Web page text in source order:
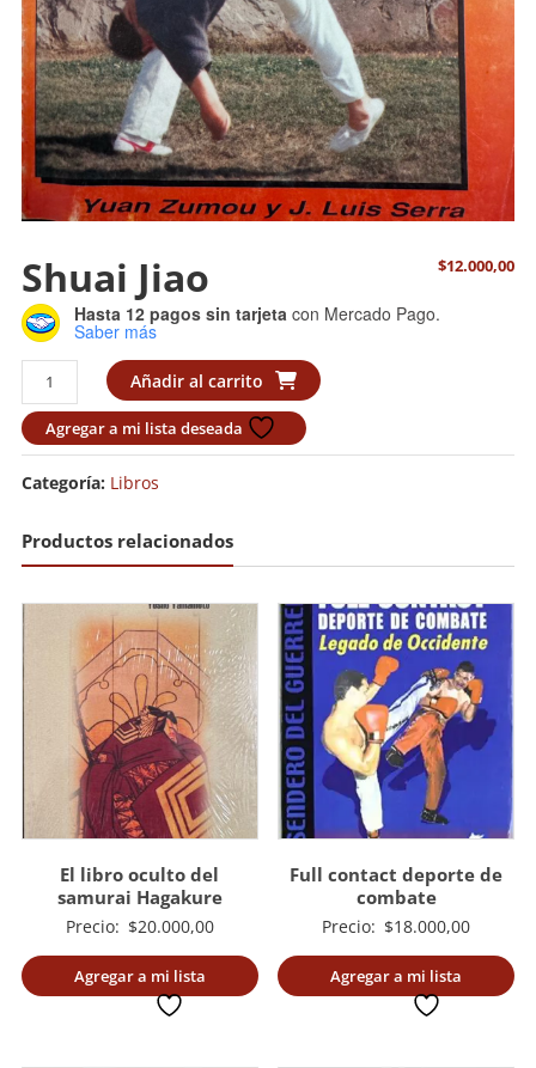
Shuai Jiao $12.000,00
Hasta 12 pagos sin tarjetacon Mercado Pago.
Saber más
Shuai
Jiao
cantidad
Añadir al carrito
Agregar a mi lista deseada
Categoría: Libros
Productos relacionados
El libro oculto del
samurai Hagakure
Precio: $20.000,00
Agregar a mi lista
Full contact deporte de
combate
Precio: $18.000,00
Agregar a mi lista